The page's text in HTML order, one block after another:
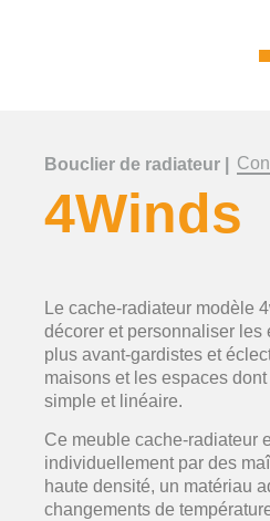
Bouclier de radiateur |
4Winds
Le cache-radiateur modèle
décorer et personnaliser les
plus avant-gardistes et
maisons et les espaces
simple et linéaire.
Ce meuble cache-radiateur
individuellement par des
haute densité, un matériau
changements de